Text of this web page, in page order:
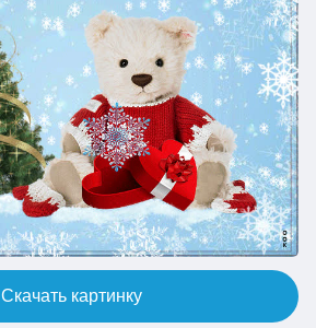
Скачать картинку